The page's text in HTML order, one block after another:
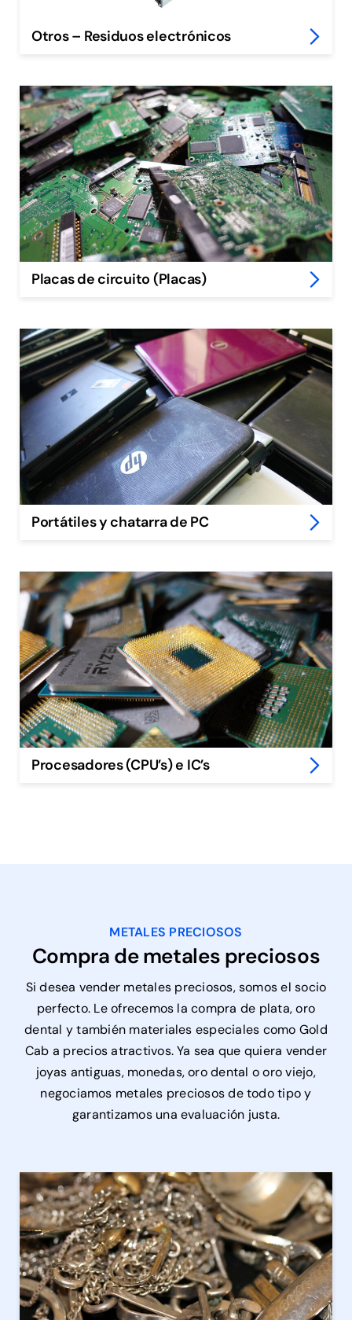
Otros – Residuos electrónicos
Placas de circuito (Placas)
Portátiles y chatarra de PC
Procesadores (CPU’s) e IC’s
METALES PRECIOSOS
Compra de metales preciosos
Si desea vender metales preciosos, somos el socio
perfecto. Le ofrecemos la compra de plata, oro
dental y también materiales especiales como Gold
Cab a precios atractivos. Ya sea que quiera vender
joyas antiguas, monedas, oro dental o oro viejo,
negociamos metales preciosos de todo tipo y
garantizamos una evaluación justa.